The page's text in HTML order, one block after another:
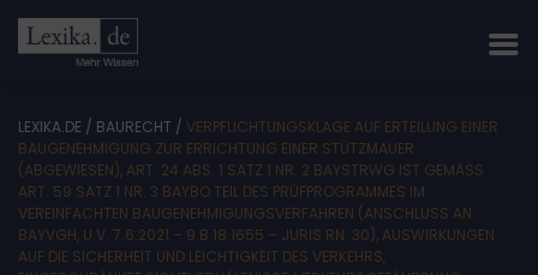
LEXIKA.DE / BAURECHT / VERPFLICHTUNGSKLAGE AUF ERTEILUNG EINER
BAUGENEHMIGUNG ZUR ERRICHTUNG EINER STÜTZMAUER
(ABGEWIESEN), ART. 24 ABS. 1 SATZ 1 NR. 2 BAYSTRWG IST GEMÄSS A
RT. 59 SATZ 1 NR. 3 BAYBO TEIL DES PRÜFPROGRAMMES IM V
EREINFACHTEN BAUGENEHMIGUNGSVERFAHREN (ANSCHLUSS AN B
AYVGH, U.V. 7.6.2021 – 9 B 18.1655 – JURIS RN. 30), AUSWIRKUNGEN A
UF DIE SICHERHEIT UND LEICHTIGKEIT DES VERKEHRS, E